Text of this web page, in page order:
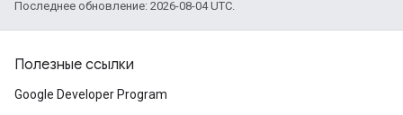
Последнее обновление: 2026-08-04 UTC.
Полезные ссылки
Google Developer Program